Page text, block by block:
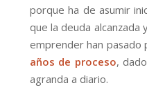
porque ha de asumir
que la deuda alcanzada
emprender han pasado
años de proceso,
agranda a diario.